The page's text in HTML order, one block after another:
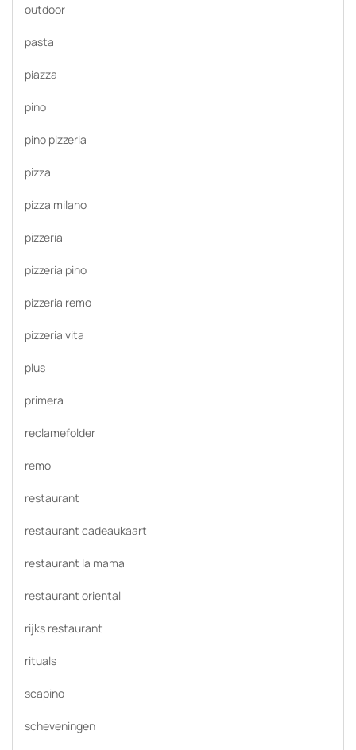
outdoor
pasta
piazza
pino
pino pizzeria
pizza
pizza milano
pizzeria
pizzeria pino
pizzeria remo
pizzeria vita
plus
primera
reclamefolder
remo
restaurant
restaurant cadeaukaart
restaurant la mama
restaurant oriental
rijks restaurant
rituals
scapino
scheveningen